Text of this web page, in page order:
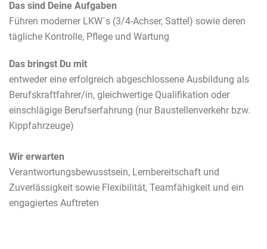
Das sind Deine Aufgaben
Führen moderner LKW´s (3/4-Achser, Sattel) sowie deren
tägliche Kontrolle, Pflege und Wartung
Das bringst Du mit
entweder eine erfolgreich abgeschlossene Ausbildung als
Berufskraftfahrer/in, gleichwertige Qualifikation oder
einschlägige Berufserfahrung (nur Baustellenverkehr bzw.
Kippfahrzeuge)
Wir erwarten
Verantwortungsbewusstsein, Lernbereitschaft und
Zuverlässigkeit sowie Flexibilität, Teamfähigkeit und ein
engagiertes Auftreten